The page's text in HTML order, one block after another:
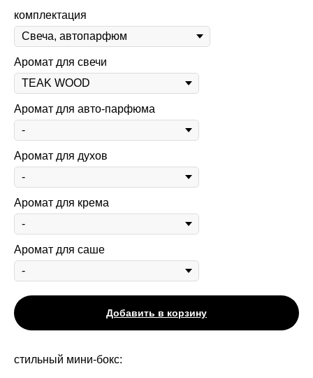
комплектация
Аромат для свечи
Аромат для авто-парфюма
Аромат для духов
Аромат для крема
Аромат для саше
Добавить в корзину
стильный мини-бокс: